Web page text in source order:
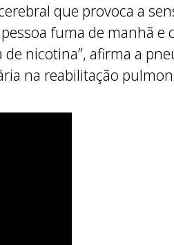
que provoca a
fuma de manhã
nicotina”, afirma a
na reabilitação